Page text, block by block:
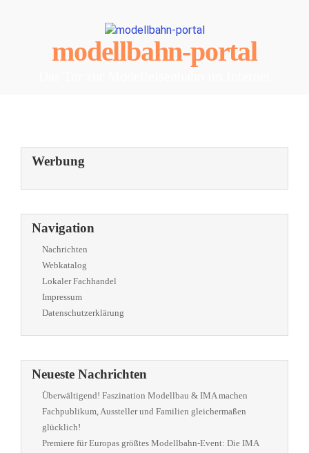
modellbahn-portal
Werbung
Navigation
Nachrichten
Webkatalog
Lokaler Fachhandel
Impressum
Datenschutzerklärung
Neueste Nachrichten
Überwältigend! Faszination Modellbau & IMA machen
Fachpublikum, Aussteller und Familien gleichermaßen
glücklich!
Premiere für Europas größtes Modellbahn-Event: Die IMA